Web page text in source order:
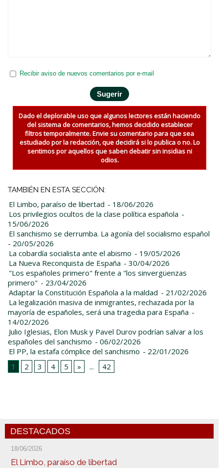
Recibir aviso de nuevos comentarios por e-mail
Dado el deplorable uso que algunos lectores están haciendo
del sistema de comentarios, hemos decidido establecer
filtros temporalmente. Envie su comentario para que sea
estudiado por la redacción, que decidirá si lo publica o no. Lo
sentimos por aquellos que saben debatir sin insidias ni
odios.
TAMBIÉN EN ESTA SECCIÓN:
El Limbo, paraíso de libertad - 18/06/2026
Los privilegios ocultos de la clase política española -
15/06/2026
El sanchismo se derrumba. La agonía del socialismo español
- 20/05/2026
La cobardía socialista ante el abismo - 19/05/2026
La Nueva Reconquista de España - 30/04/2026
"Los españoles primero" frente a "los sinvergüenzas
primero" - 23/04/2026
Adaptar la Constitución Española a la maldad - 21/02/2026
La legalización masiva de inmigrantes, rechazada por la
mayoría de españoles, será una tragedia para España -
14/02/2026
Julio Iglesias, Elon Musk y Pavel Durov podrían salvar a los
españoles del sanchismo - 06/02/2026
El PP, la estafa cómplice del sanchismo - 22/01/2026
1
2 3 4 5 » ... 42
DESTACADOS
18/06/2026
El Limbo, paraíso de libertad